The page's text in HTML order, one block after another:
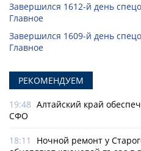
Завершился 1612-й день
Главное
Завершился 1609-й день
Главное
РЕКОМЕНДУЕМ
19:48 Алтайский край
СФО
18:11
Ночной ремонт у